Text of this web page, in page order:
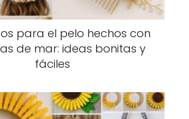
para el pelo hechos con
de mar: ideas bonitas y
fáciles